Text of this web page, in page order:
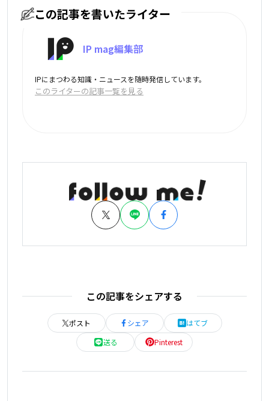
この記事を書いたライター
IP mag編集部
IPにまつわる知識・ニュースを随時発信しています。
このライターの記事一覧を見る
この記事をシェアする
ポスト シェア
はてブ
送る
Pinterest